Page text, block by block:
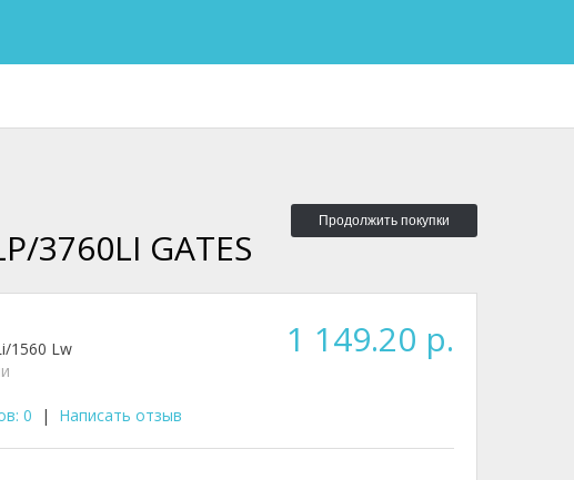
Продолжить покупки
3760LI GATES
1 149.20 р.
1560 Lw
0 | Написать отзыв